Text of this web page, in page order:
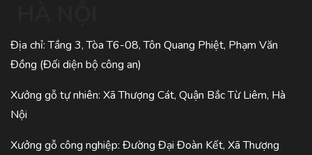
Địa chỉ: Tầng 3, Tòa T6-08, Tôn Quang Phiệt, Phạm Văn
Đồng (Đối diện bộ công an)
Xưởng gỗ tự nhiên: Xã Thượng Cát, Quận Bắc Từ Liêm, Hà
Nội
Xưởng gỗ công nghiệp: Đường Đại Đoàn Kết, Xã Thượng